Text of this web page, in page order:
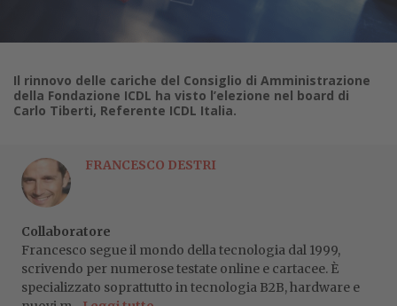
Il rinnovo delle cariche del Consiglio di Amministrazione
della Fondazione ICDL ha visto l’elezione nel board di
Carlo Tiberti, Referente ICDL Italia.
FRANCESCO DESTRI
Collaboratore
Francesco segue il mondo della tecnologia dal 1999,
scrivendo per numerose testate online e cartacee. È
specializzato soprattutto in tecnologia B2B, hardware e